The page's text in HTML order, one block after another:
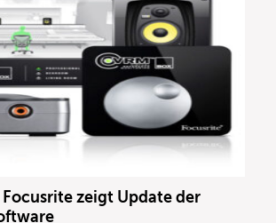
Focusrite zeigt Update der